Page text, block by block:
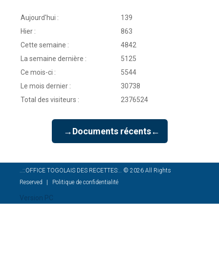
Aujourd'hui :
139
Hier :
863
Cette semaine :
4842
La semaine dernière :
5125
Ce mois-ci :
5544
Le mois dernier :
30738
Total des visiteurs :
2376524
→Documents récents←
..::OFFICE TOGOLAIS DES RECETTES:.. © 2026 All Rights
Reserved
Politique de confidentialité
Version PC